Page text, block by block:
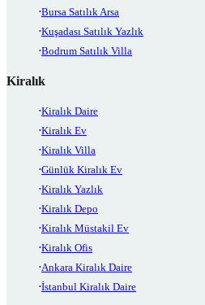
Bursa Satılık Arsa
Kuşadası Satılık Yazlık
Bodrum Satılık Villa
Kiralık
Kiralık Daire
Kiralık Ev
Kiralık Villa
Günlük Kiralık Ev
Kiralık Yazlık
Kiralık Depo
Kiralık Müstakil Ev
Kiralık Ofis
Ankara Kiralık Daire
İstanbul Kiralık Daire